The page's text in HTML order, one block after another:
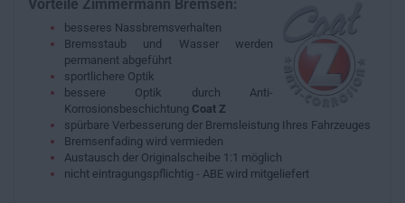
Vorteile Zimmermann Bremsen:
besseres Nassbremsverhalten
Bremsstaub und Wasser werden
permanent abgeführt
sportlichere Optik
bessere Optik durch Anti-
Korrosionsbeschichtung Coat Z
spürbare Verbesserung der Bremsleistung Ihres Fahrzeuges
Bremsenfading wird vermieden
Austausch der Originalscheibe 1:1 möglich
nicht eintragungspflichtig - ABE wird mitgeliefert